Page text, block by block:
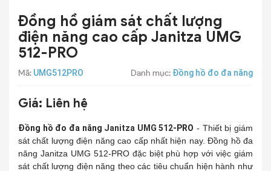
Đồng hồ giám sát chất lượng
điện năng cao cấp Janitza UMG
512-PRO
Mã: UMG512PRO Danh mục: Đồng hồ đo đa năng
Giá: Liên hệ
Đồng hồ đo đa năng Janitza UMG 512-PRO - Thiết bị giám
sát chất lượng điện năng cao cấp nhất hiện nay. Đồng hồ đa
năng Janitza UMG 512-PRO đặc biệt phù hợp với việc giám
sát chất lượng điện năng theo các tiêu chuẩn hiện hành như